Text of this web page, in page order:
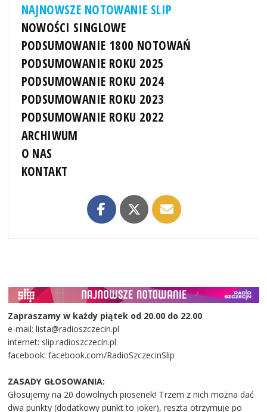
NAJNOWSZE NOTOWANIE SLIP
NOWOŚCI SINGLOWE
PODSUMOWANIE 1800 NOTOWAŃ
PODSUMOWANIE ROKU 2025
PODSUMOWANIE ROKU 2024
PODSUMOWANIE ROKU 2023
PODSUMOWANIE ROKU 2022
ARCHIWUM
O NAS
KONTAKT
Zapraszamy w każdy piątek od 20.00 do 22.00
e-mail: lista@radioszczecin.pl
internet: slip.radioszczecin.pl
facebook: facebook.com/RadioSzczecinSlip
ZASADY GŁOSOWANIA:
Głosujemy na 20 dowolnych piosenek! Trzem z nich można dać
dwa punkty (dodatkowy punkt to joker), reszta otrzymuje po